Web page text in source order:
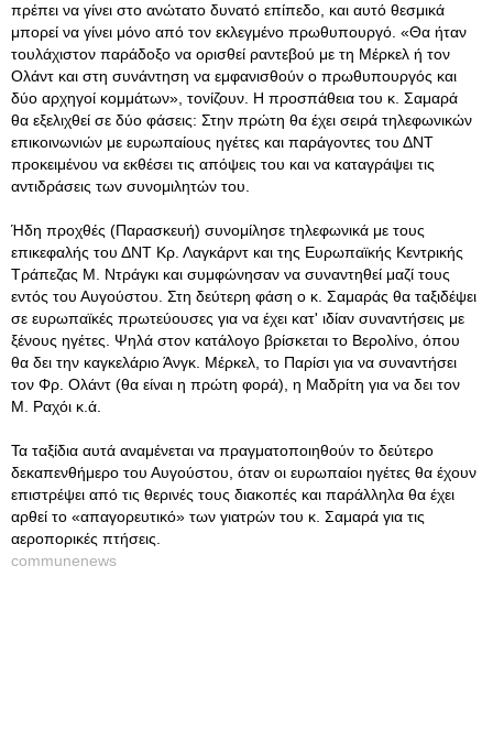
πρέπει να γίνει στο ανώτατο δυνατό επίπεδο, και αυτό θεσμικά
μπορεί να γίνει μόνο από τον εκλεγμένο πρωθυπουργό. «Θα ήταν
τουλάχιστον παράδοξο να ορισθεί ραντεβού με τη Μέρκελ ή τον
Ολάντ και στη συνάντηση να εμφανισθούν ο πρωθυπουργός και
δύο αρχηγοί κομμάτων», τονίζουν. Η προσπάθεια του κ. Σαμαρά
θα εξελιχθεί σε δύο φάσεις: Στην πρώτη θα έχει σειρά τηλεφωνικών
επικοινωνιών με ευρωπαίους ηγέτες και παράγοντες του ΔΝΤ
προκειμένου να εκθέσει τις απόψεις του και να καταγράψει τις
αντιδράσεις των συνομιλητών του.
Ήδη προχθές (Παρασκευή) συνομίλησε τηλεφωνικά με τους
επικεφαλής του ΔΝΤ Κρ. Λαγκάρντ και της Ευρωπαϊκής Κεντρικής
Τράπεζας Μ. Ντράγκι και συμφώνησαν να συναντηθεί μαζί τους
εντός του Αυγούστου. Στη δεύτερη φάση ο κ. Σαμαράς θα ταξιδέψει
σε ευρωπαϊκές πρωτεύουσες για να έχει κατ' ιδίαν συναντήσεις με
ξένους ηγέτες. Ψηλά στον κατάλογο βρίσκεται το Βερολίνο, όπου
θα δει την καγκελάριο Άνγκ. Μέρκελ, το Παρίσι για να συναντήσει
τον Φρ. Ολάντ (θα είναι η πρώτη φορά), η Μαδρίτη για να δει τον
Μ. Ραχόι κ.ά.
Τα ταξίδια αυτά αναμένεται να πραγματοποιηθούν το δεύτερο
δεκαπενθήμερο του Αυγούστου, όταν οι ευρωπαίοι ηγέτες θα έχουν
επιστρέψει από τις θερινές τους διακοπές και παράλληλα θα έχει
αρθεί το «απαγορευτικό» των γιατρών του κ. Σαμαρά για τις
αεροπορικές πτήσεις.
communenews